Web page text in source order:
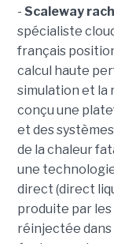
- Scaleway
spécialiste
français
calcul haute
simulation et la
conçu une
et des
de la chaleur
une
direct (direct
produite par
réinjectée dans